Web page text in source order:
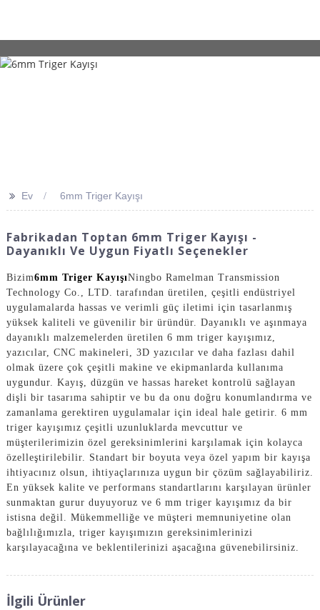
>> Ev 6mm Triger Kayışı
Fabrikadan Toptan 6mm Triger Kayışı -
Dayanıklı Ve Uygun Fiyatlı Seçenekler
Bizim6mm Triger KayışıNingbo Ramelman Transmission
Technology Co., LTD. tarafından üretilen, çeşitli endüstriyel
uygulamalarda hassas ve verimli güç iletimi için tasarlanmış
yüksek kaliteli ve güvenilir bir üründür. Dayanıklı ve aşınmaya
dayanıklı malzemelerden üretilen 6 mm triger kayışımız,
yazıcılar, CNC makineleri, 3D yazıcılar ve daha fazlası dahil
olmak üzere çok çeşitli makine ve ekipmanlarda kullanıma
uygundur. Kayış, düzgün ve hassas hareket kontrolü sağlayan
dişli bir tasarıma sahiptir ve bu da onu doğru konumlandırma ve
zamanlama gerektiren uygulamalar için ideal hale getirir. 6 mm
triger kayışımız çeşitli uzunluklarda mevcuttur ve
müşterilerimizin özel gereksinimlerini karşılamak için kolayca
özelleştirilebilir. Standart bir boyuta veya özel yapım bir kayışa
ihtiyacınız olsun, ihtiyaçlarınıza uygun bir çözüm sağlayabiliriz.
En yüksek kalite ve performans standartlarını karşılayan ürünler
sunmaktan gurur duyuyoruz ve 6 mm triger kayışımız da bir
istisna değil. Mükemmelliğe ve müşteri memnuniyetine olan
bağlılığımızla, triger kayışımızın gereksinimlerinizi
karşılayacağına ve beklentilerinizi aşacağına güvenebilirsiniz.
İlgili Ürünler